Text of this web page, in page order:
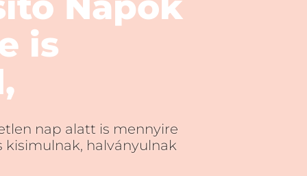
is
nap alatt is mennyire
kisimulnak, halványulnak